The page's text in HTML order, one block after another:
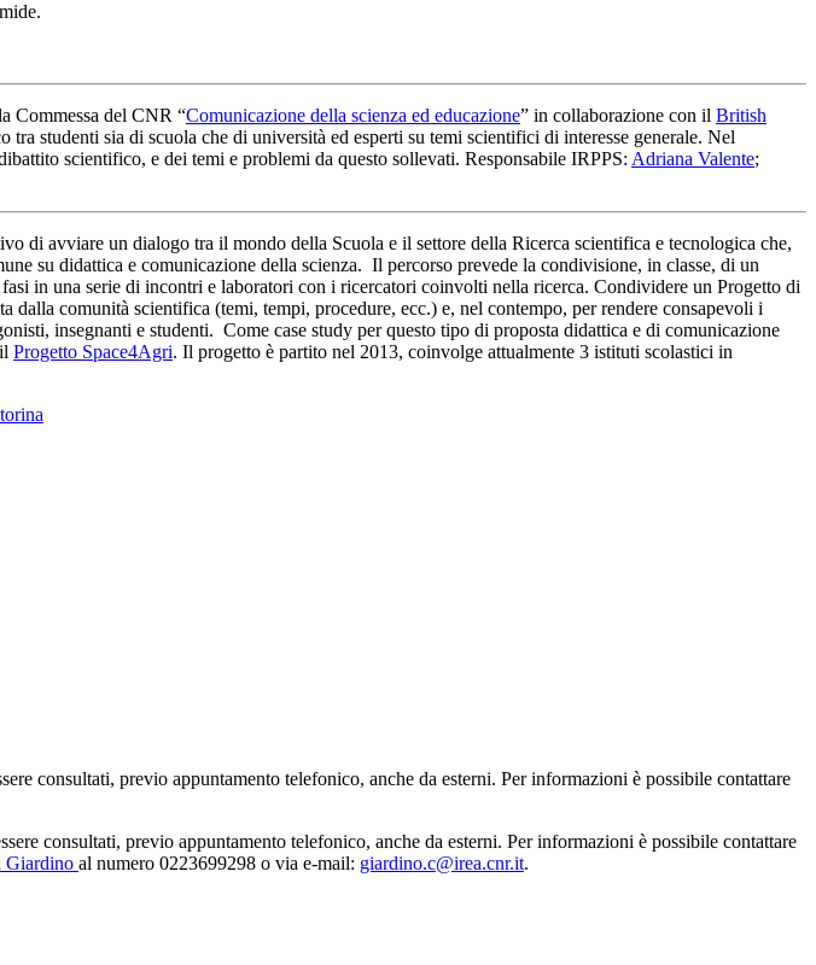
Commessa del CNR “Comunicazione della scienza ed educazione” in collaborazione con il British
studenti sia di scuola che di università ed esperti su temi scientifici di interesse generale. Nel
scientifico, e dei temi e problemi da questo sollevati. Responsabile IRPPS: Adriana Valente;
di avviare un dialogo tra il mondo della Scuola e il settore della Ricerca scientifica e tecnologica che,
su didattica e comunicazione della scienza. Il percorso prevede la condivisione, in classe, di un
in una serie di incontri e laboratori con i ricercatori coinvolti nella ricerca. Condividere un Progetto di
comunità scientifica (temi, tempi, procedure, ecc.) e, nel contempo, per rendere consapevoli i
insegnanti e studenti. Come case study per questo tipo di proposta didattica e di comunicazione
Progetto Space4Agri. Il progetto è partito nel 2013, coinvolge attualmente 3 istituti scolastici in
consultati, previo appuntamento telefonico, anche da esterni. Per informazioni è possibile contattare
consultati, previo appuntamento telefonico, anche da esterni. Per informazioni è possibile contattare
Giardino al numero 0223699298 o via e-mail: giardino.c@irea.cnr.it.